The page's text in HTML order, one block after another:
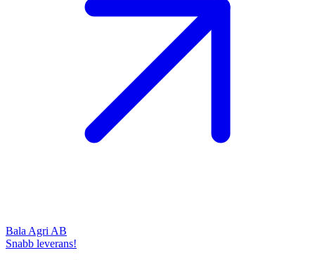
Bala Agri AB
Snabb leverans!